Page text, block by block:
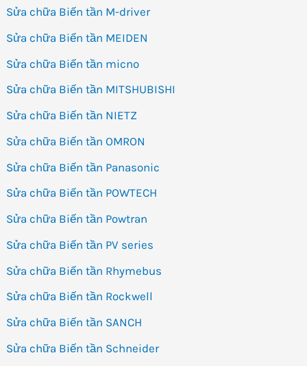
Sửa chữa Biến tần M-driver
Sửa chữa Biến tần MEIDEN
Sửa chữa Biến tần micno
Sửa chữa Biến tần MITSHUBISHI
Sửa chữa Biến tần NIETZ
Sửa chữa Biến tần OMRON
Sửa chữa Biến tần Panasonic
Sửa chữa Biến tần POWTECH
Sửa chữa Biến tần Powtran
Sửa chữa Biến tần PV series
Sửa chữa Biến tần Rhymebus
Sửa chữa Biến tần Rockwell
Sửa chữa Biến tần SANCH
Sửa chữa Biến tần Schneider